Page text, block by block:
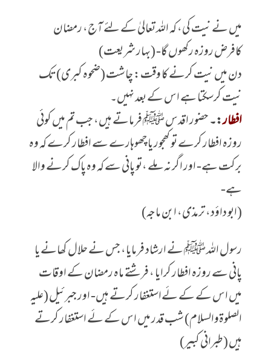
میں نے نیت کی، کہ اللہ تعالیٰ کے لئے آج، رمضان
کافرض روزہ رکھوں گا- (بہار شریعت)
دن میں نیت کرنے کا وقت: چاشت (ضحوہ کبری) تک
نیت کرسکتا ہے اس کے بعد نہیں۔
افطار:۔حضور اقدس ﷺ فرماتے ہیں، جب تم میں کوئی
روزہ افطار کرے تو کھجور یا چھوہارے سے افطار کرے کہ وہ
برکت ہے- اور اگر نہ ملے ،تو پانی سے کہ وہ پاک کرنے والا
ہے-
(ابو داؤد، ترمذی، ابن ماجہ)
رسول اللہ ﷺ نے ارشاد فرمایا، جس نے حلال کھانے یا
پانی سے روزہ افطار کرایا ، فرشتے ماہ رمضان کے اوقات
میں اس کے کے لٔےاستغفار کرتے ہیں- اور جبرئیل (علیہ
الصلوۃوالسلام) شب قدر میں اس کے لٔے استغفار کرتے
ہیں (طبرانی کبیر)